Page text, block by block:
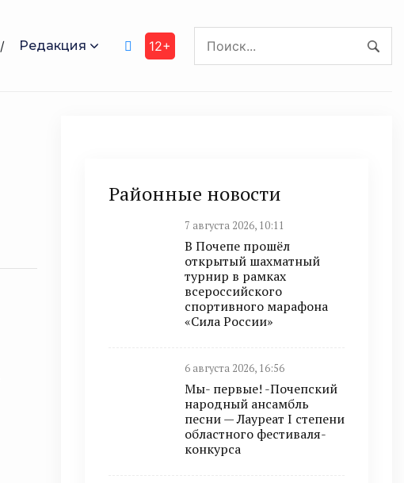
Редакция 12+
Районные новости
7 августа 2026, 10:11
В Почепе прошёл
открытый шахматный
турнир в рамках
всероссийского
спортивного марафона
«Сила России»
6 августа 2026, 16:56
Мы- первые! -Почепский
народный ансамбль
песни — Лауреат I степени
областного фестиваля-
конкурса